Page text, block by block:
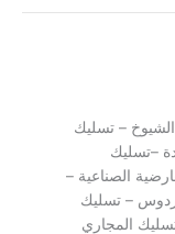
– تسليك
–تسليك
الصناعية –
– تسليك
المجاري